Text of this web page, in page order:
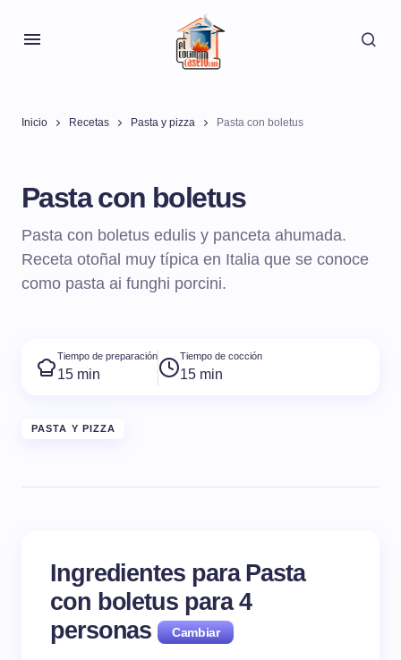
Inicio Recetas Pasta y pizza Pasta con boletus
Pasta con boletus
Pasta con boletus edulis y panceta ahumada.
Receta otoñal muy típica en Italia que se conoce
como pasta ai funghi porcini.
Tiempo de preparación
15 min
Tiempo de cocción
15 min
PASTA Y PIZZA
Ingredientes para Pasta
con boletus para4
personas